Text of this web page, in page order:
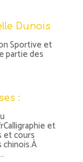
Dunois
Sportive et
partie des
:
et
et cours